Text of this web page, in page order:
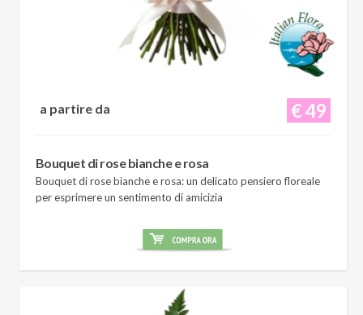
€ 49
a partire da
Bouquet di rose bianche e rosa
Bouquet di rose bianche e rosa: un delicato pensiero floreale
per esprimere un sentimento di amicizia